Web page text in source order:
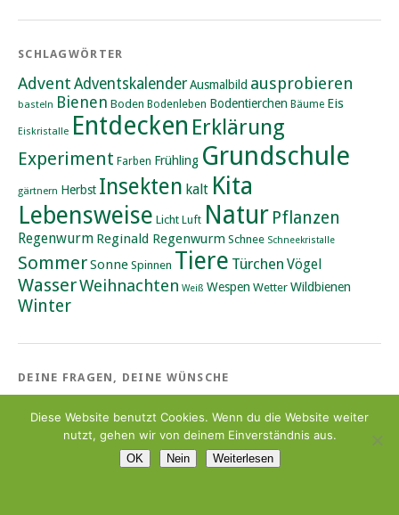
SCHLAGWÖRTER
Advent AdventskalenderAusmalbild ausprobieren
basteln Bienen Boden Bodenleben Bodentierchen Bäume Eis
Eiskristalle Entdecken Erklärung
Experiment Farben Frühling Grundschule
gärtnern Herbst Insekten kalt Kita
Lebensweise Licht Luft Natur Pflanzen
Regenwurm Reginald Regenwurm Schnee Schneekristalle
SommerSonne Spinnen Tiere Türchen Vögel
WasserWeihnachten Weiß Wespen Wetter Wildbienen
Winter
DEINE FRAGEN, DEINE WÜNSCHE
mitteilen? Auf“Wieso ist das so?”findest du ein Kontaktformular.
Diese Website benutzt Cookies. Wenn du die Website weiter
nutzt, gehen wir von deinem Einverständnis aus.
OK Nein Weiterlesen